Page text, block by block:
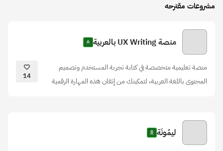
مشروعات مقترحه
منصة UX Writing بالعربية
منصة تعليمية متخصصة في كتابة تجربة المستخدم وتصميم
المحتوى باللغة العربية، لتمكينك من إتقان هذه المهارة الرقمية
14
ليمُونَة